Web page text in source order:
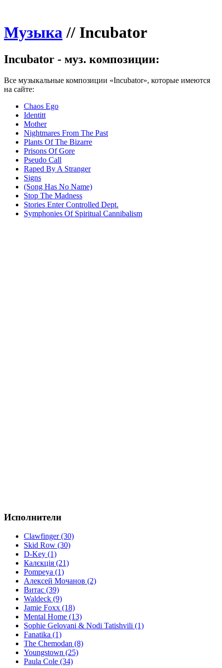
Музыка// Incubator
Incubator - муз. композиции:
Все музыкальные композиции «Incubator», которые имеются
на сайте:
Chaos Ego
Identitt
Mother
Nightmares From The Past
Plants Of The Bizarre
Prisons Of Gore
Pseudo Call
Raped By A Stranger
Signs
(Song Has No Name)
Stop The Madness
Stories Enter Controlled Dept.
Symphonies Of Spiritual Cannibalism
Исполнители
Clawfinger (30)
Skid Row (30)
D-Key (1)
Калєкція (21)
Pompeya (1)
Алексей Мочанов (2)
Витас (39)
Waldeck (9)
Jamie Foxx (18)
Mental Home (13)
Sophie Gelovani & Nodi Tatishvili (1)
Fanatika (1)
The Chemodan (8)
Youngstown (25)
Paula Cole (34)